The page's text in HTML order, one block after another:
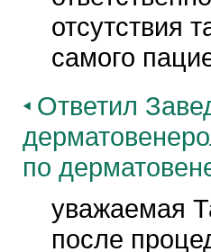
отсутствия
самого
Ответил
по
уважаемая
после